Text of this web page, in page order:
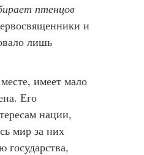
птенцов
и
лишь
имеет мало
Его
нации,
мир за них
государства,